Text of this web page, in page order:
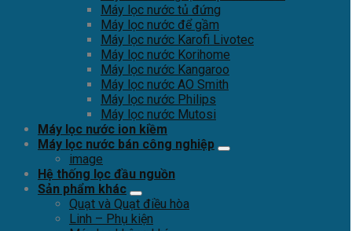
Máy lọc nước tủ đứng
Máy lọc nước để gầm
Máy lọc nước Karofi Livotec
Máy lọc nước Korihome
Máy lọc nước Kangaroo
Máy lọc nước AO Smith
Máy lọc nước Philips
Máy lọc nước Mutosi
Máy lọc nước ion kiềm
Máy lọc nước bán công nghiệp
image
Hệ thống lọc đầu nguồn
Sản phẩm khác
Quạt và Quạt điều hòa
Linh – Phụ kiện